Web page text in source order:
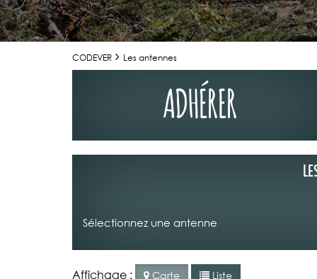
CODEVER Les antennes
ADHÉRER
Sélectionnez une antenne
Affichage : Carte Liste
LA TRIBUNE
Mag" n°123